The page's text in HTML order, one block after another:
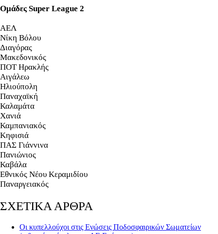
Ομάδες Super League 2
ΑΕΛ
Νίκη Βόλου
Διαγόρας
Μακεδονικός
ΠΟΤ Ηρακλής
Αιγάλεω
Ηλιούπολη
Παναχαϊκή
Καλαμάτα
Χανιά
Καμπανιακός
Κηφισιά
ΠΑΣ Γιάννινα
Πανιώνιος
Καβάλα
Εθνικός Νέου Κεραμιδίου
Παναργειακός
ΣΧΕΤΙΚΑ ΑΡΘΡΑ
Οι κυπελλούχοι στις Ενώσεις Ποδοσφαιρικών Σωματείων